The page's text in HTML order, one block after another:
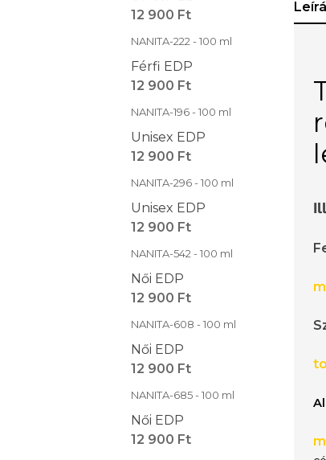
12 900 Ft
NANITA-222 - 100 ml
Férfi EDP
12 900 Ft
NANITA-196 - 100 ml
Unisex EDP
12 900 Ft
NANITA-296 - 100 ml
Unisex EDP
12 900 Ft
NANITA-542 - 100 ml
Női EDP
12 900 Ft
NANITA-608 - 100 ml
Női EDP
12 900 Ft
NANITA-685 - 100 ml
Női EDP
12 900 Ft